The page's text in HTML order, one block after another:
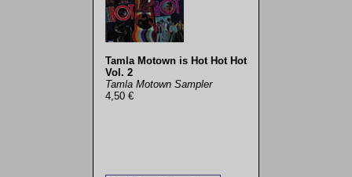
Tamla Motown is Hot Hot Hot
Vol. 2
Tamla Motown Sampler
4,50 €